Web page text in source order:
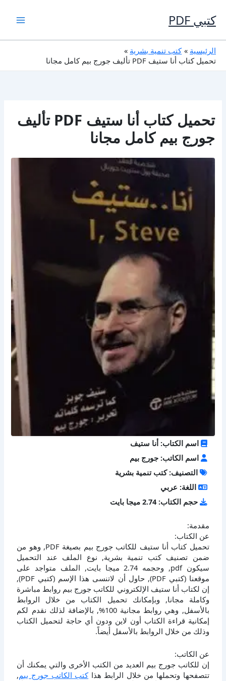
إلى
المحتوى
كتبي PDF
الرئيسية
كتب تنمية بشرية
تحميل كتاب أنا ستيف PDF تأليف جورج بيم كامل مجانا
تحميل كتاب أنا ستيف PDF تأليف
جورج بيم كامل مجانا
اسم الكتاب: أنا ستيف
اسم الكاتب: جورج بيم
التصنيف: كتب تنمية بشرية
اللغة: عربي
حجم الكتاب: 2.74 ميجا بايت
مقدمة:
عن الكتاب:
تحميل كتاب أنا ستيف للكاتب جورج بيم بصيغة PDF, وهو من
ضمن تصنيف كتب تنمية بشرية, نوع الملف عند التحميل
سيكون pdf, وحجمه 2.74 ميجا بايت, الملف متواجد على
موقعنا (كتبي PDF), حاول أن لاتنسى هذا الإسم (كتبي PDF),
إن لكتاب أنا ستيف الإلكتروني للكاتب جورج بيم روابط مباشرة
وكاملة مجانا, وبإمكانك تحميل الكتاب من خلال الروابط
بالأسفل, وهي روابط مجانية 100%, بالإضافة لذلك نقدم لكم
إمكانية قراءة الكتاب أون لاين ودون أي حاجة لتحميل الكتاب
وذلك من خلال الروابط بالأسفل أيضاً.
عن الكاتب:
إن للكاتب جورج بيم العديد من الكتب الأخرى والتي يمكنك أن
تتصفحها وتحملها من خلال الرابط هذاكتب الكاتب جورج بيم,